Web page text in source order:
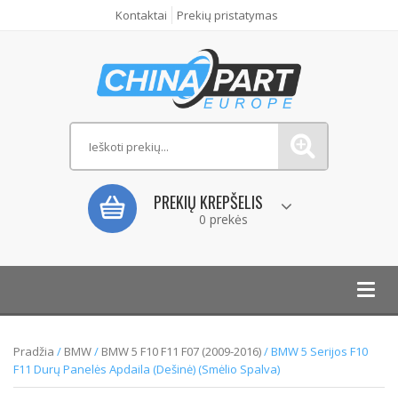
Kontaktai Prekių pristatymas
PREKIŲ KREPŠELIS
0 prekės
Pradžia / BMW/ BMW 5 F10 F11 F07 (2009-2016)/ BMW 5 Serijos F10
F11 Durų Panelės Apdaila (Dešinė) (Smėlio Spalva)